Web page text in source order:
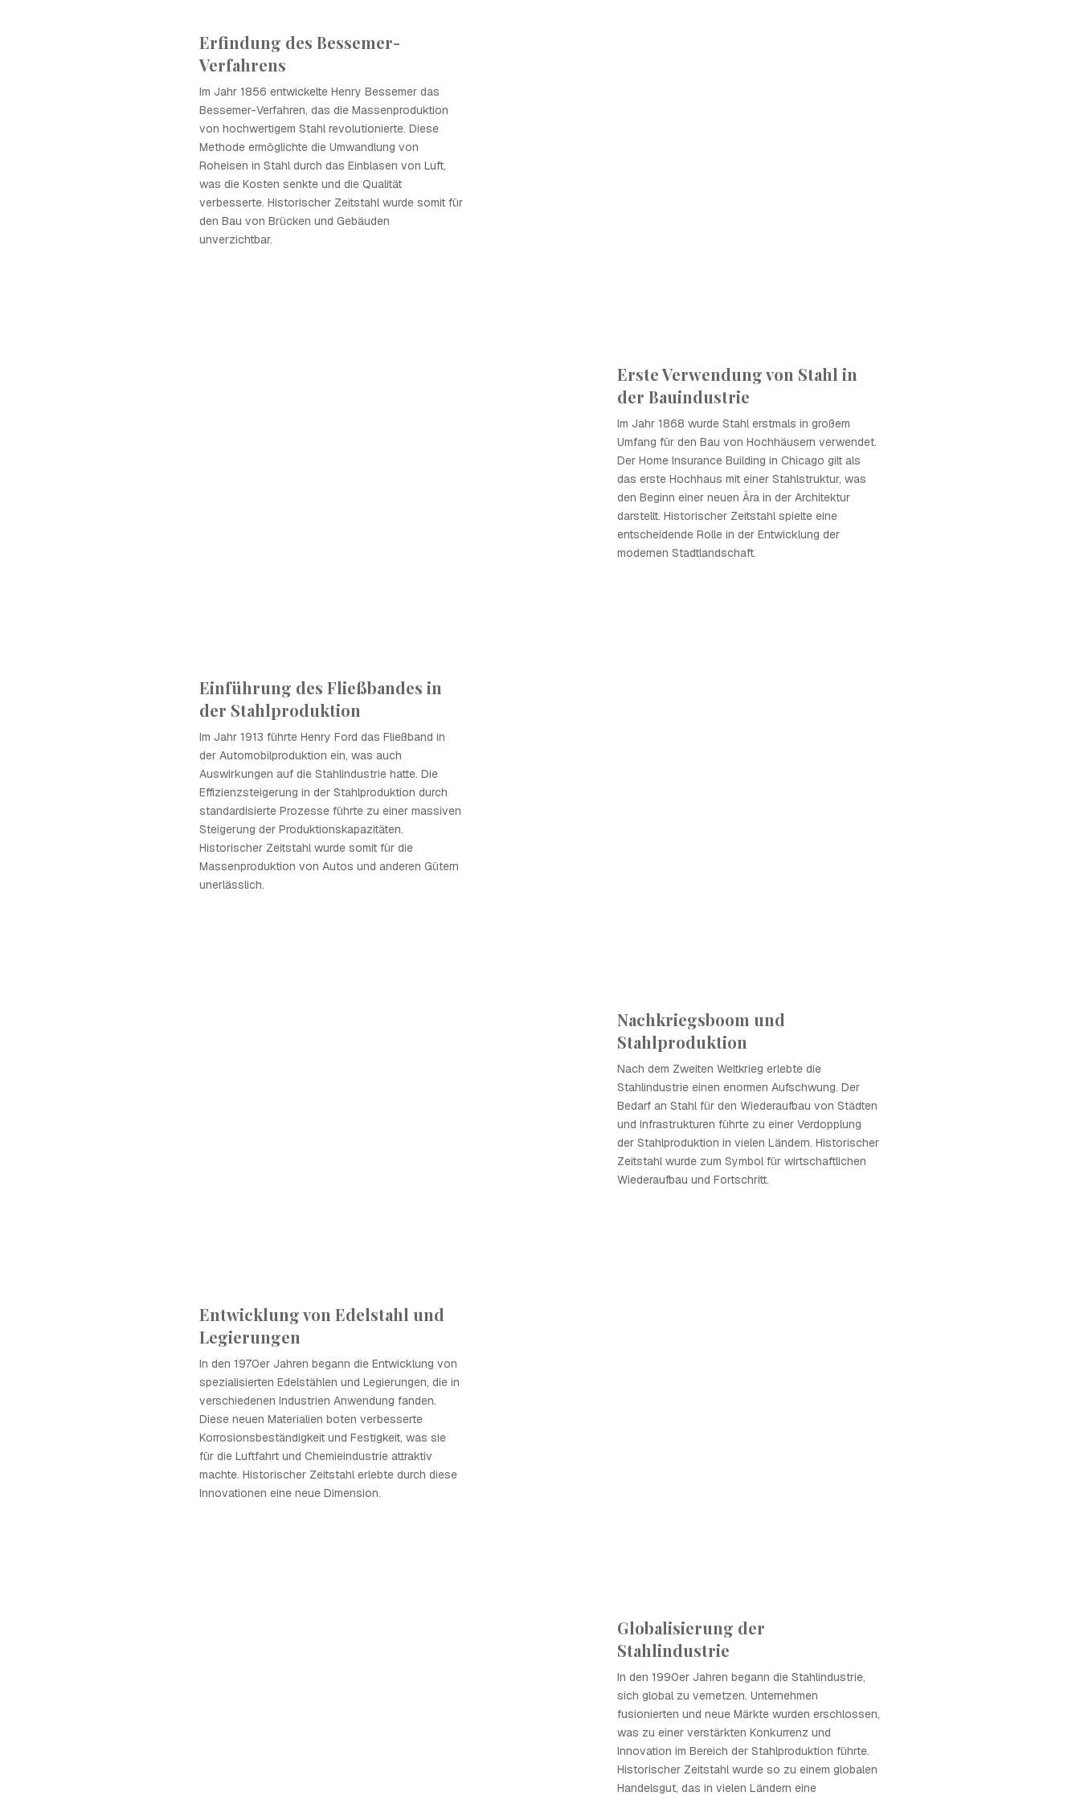
Erfindung des Bessemer-
Verfahrens
Im Jahr 1856 entwickelte Henry Bessemer das
Bessemer-Verfahren, das die Massenproduktion
von hochwertigem Stahl revolutionierte. Diese
Methode ermöglichte die Umwandlung von
Roheisen in Stahl durch das Einblasen von Luft,
was die Kosten senkte und die Qualität
verbesserte. Historischer Zeitstahl wurde somit für
den Bau von Brücken und Gebäuden
unverzichtbar.
Erste Verwendung von Stahl in
der Bauindustrie
Im Jahr 1868 wurde Stahl erstmals in großem
Umfang für den Bau von Hochhäusern verwendet.
Der Home Insurance Building in Chicago gilt als
das erste Hochhaus mit einer Stahlstruktur, was
den Beginn einer neuen Ära in der Architektur
darstellt. Historischer Zeitstahl spielte eine
entscheidende Rolle in der Entwicklung der
modernen Stadtlandschaft.
Einführung des Fließbandes in
der Stahlproduktion
Im Jahr 1913 führte Henry Ford das Fließband in
der Automobilproduktion ein, was auch
Auswirkungen auf die Stahlindustrie hatte. Die
Effizienzsteigerung in der Stahlproduktion durch
standardisierte Prozesse führte zu einer massiven
Steigerung der Produktionskapazitäten.
Historischer Zeitstahl wurde somit für die
Massenproduktion von Autos und anderen Gütern
unerlässlich.
Nachkriegsboom und
Stahlproduktion
Nach dem Zweiten Weltkrieg erlebte die
Stahlindustrie einen enormen Aufschwung. Der
Bedarf an Stahl für den Wiederaufbau von Städten
und Infrastrukturen führte zu einer Verdopplung
der Stahlproduktion in vielen Ländern. Historischer
Zeitstahl wurde zum Symbol für wirtschaftlichen
Wiederaufbau und Fortschritt.
Entwicklung von Edelstahl und
Legierungen
In den 1970er Jahren begann die Entwicklung von
spezialisierten Edelstählen und Legierungen, die in
verschiedenen Industrien Anwendung fanden.
Diese neuen Materialien boten verbesserte
Korrosionsbeständigkeit und Festigkeit, was sie
für die Luftfahrt und Chemieindustrie attraktiv
machte. Historischer Zeitstahl erlebte durch diese
Innovationen eine neue Dimension.
Globalisierung der
Stahlindustrie
In den 1990er Jahren begann die Stahlindustrie,
sich global zu vernetzen. Unternehmen
fusionierten und neue Märkte wurden erschlossen,
was zu einer verstärkten Konkurrenz und
Innovation im Bereich der Stahlproduktion führte.
Historischer Zeitstahl wurde so zu einem globalen
Handelsgut, das in vielen Ländern eine